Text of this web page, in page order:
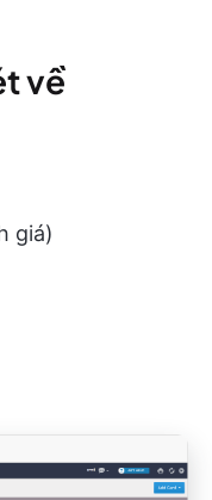
về
giá)